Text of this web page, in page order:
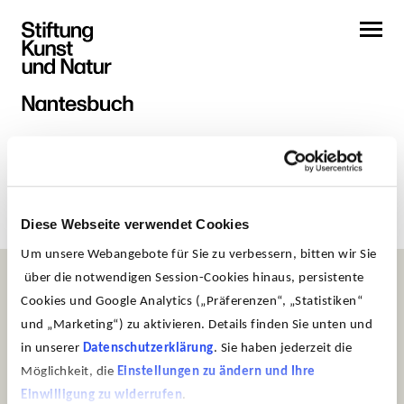
Diese Webseite verwendet Cookies
Um unsere Webangebote für Sie zu verbessern, bitten wir Sie
über die notwendigen Session-Cookies hinaus, persistente
Cookies und Google Analytics („Präferenzen“, „Statistiken“
und „Marketing“) zu aktivieren. Details finden Sie unten und
in unserer Datenschutzerklärung. Sie haben jederzeit die
Möglichkeit, die Einstellungen zu ändern und Ihre
Einwilligung zu widerrufen.